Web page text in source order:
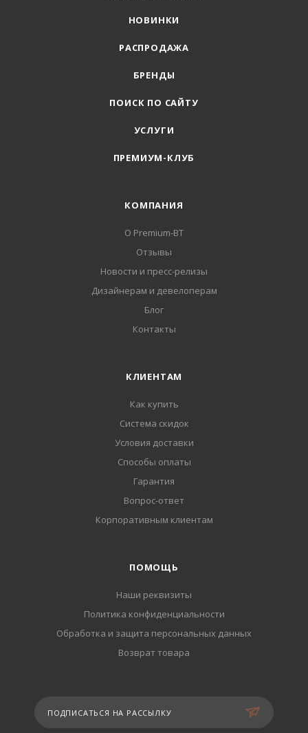
НОВИНКИ
РАСПРОДАЖА
БРЕНДЫ
ПОИСК ПО САЙТУ
УСЛУГИ
ПРЕМИУМ-КЛУБ
КОМПАНИЯ
О Premium-BT
Отзывы
Новости и пресс-релизы
Дизайнерам и девелоперам
Блог
Контакты
КЛИЕНТАМ
Как купить
Система скидок
Условия доставки
Способы оплаты
Гарантия
Вопрос-ответ
Корпоративным клиентам
ПОМОЩЬ
Наши реквизиты
Политика конфиденциальности
Обработка и защита персональных данных
Возврат товара
ПОДПИСАТЬСЯ НА РАССЫЛКУ